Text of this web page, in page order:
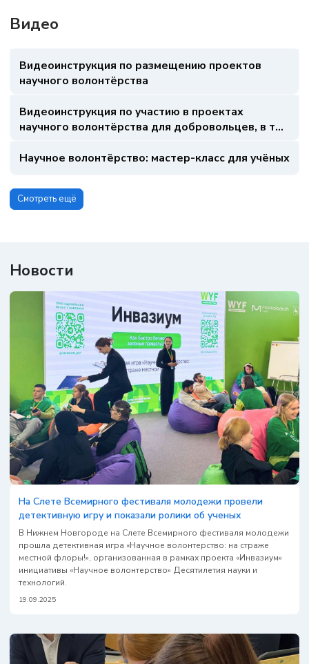
Видео
Видеоинструкция по размещению проектов
научного волонтёрства
Видеоинструкция по участию в проектах
научного волонтёрства для добровольцев, в том
Научное волонтёрство: мастер-класс для учёных
Смотреть ещё
Новости
На Слете Всемирного фестиваля молодежи провели
детективную игру и показали ролики об ученых
В Нижнем Новгороде на Слете Всемирного фестиваля молодежи
прошла детективная игра «Научное волонтерство: на страже
местной флоры!», организованная в рамках проекта «Инвазиум»
инициативы «Научное волонтерство» Десятилетия науки и
технологий.
19.09.2025